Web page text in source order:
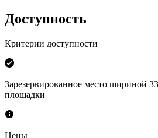
Доступность
Критерии доступности
Зарезервированное место шириной
площадки
Цены